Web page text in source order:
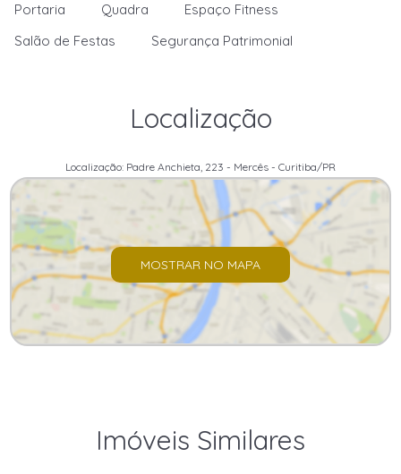
Portaria
Quadra
Espaço Fitness
Salão de Festas
Segurança Patrimonial
Localização
Localização: Padre Anchieta, 223 - Mercês - Curitiba/PR
MOSTRAR NO MAPA
Imóveis Similares